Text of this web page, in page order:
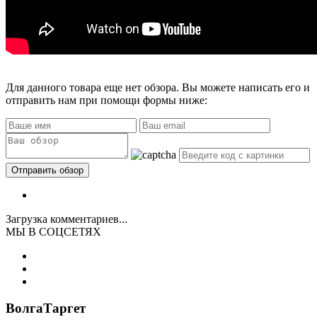
Для данного товара еще нет обзора. Вы можете написать его и
отправить нам при помощи формы ниже:
Загрузка комментариев...
МЫ В СОЦСЕТЯХ
ВолгаТаргет